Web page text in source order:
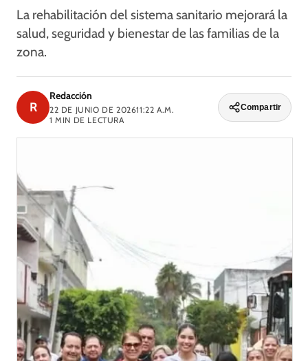
La rehabilitación del sistema sanitario mejorará la
salud, seguridad y bienestar de las familias de la
zona.
R
Redacción
22 DE JUNIO DE 202611:22 A.M.
1 MIN DE LECTURA
Compartir